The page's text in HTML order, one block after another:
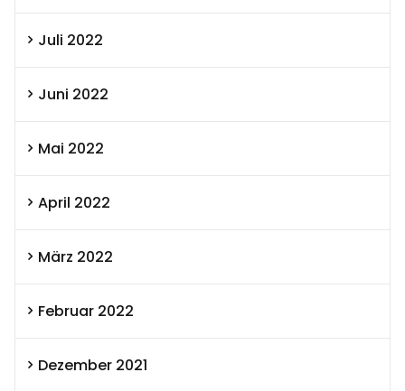
Juli 2022
Juni 2022
Mai 2022
April 2022
März 2022
Februar 2022
Dezember 2021